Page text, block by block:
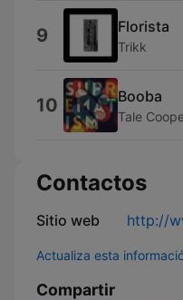
9 Florista
Trikk
10 Booba
Tale
Contactos
Sitio web http://
Actualiza esta
Compartir